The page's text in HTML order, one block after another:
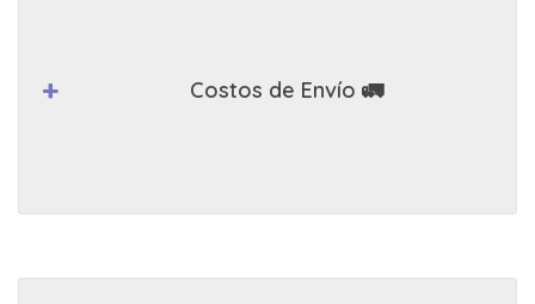
Costos de Envío 🚛